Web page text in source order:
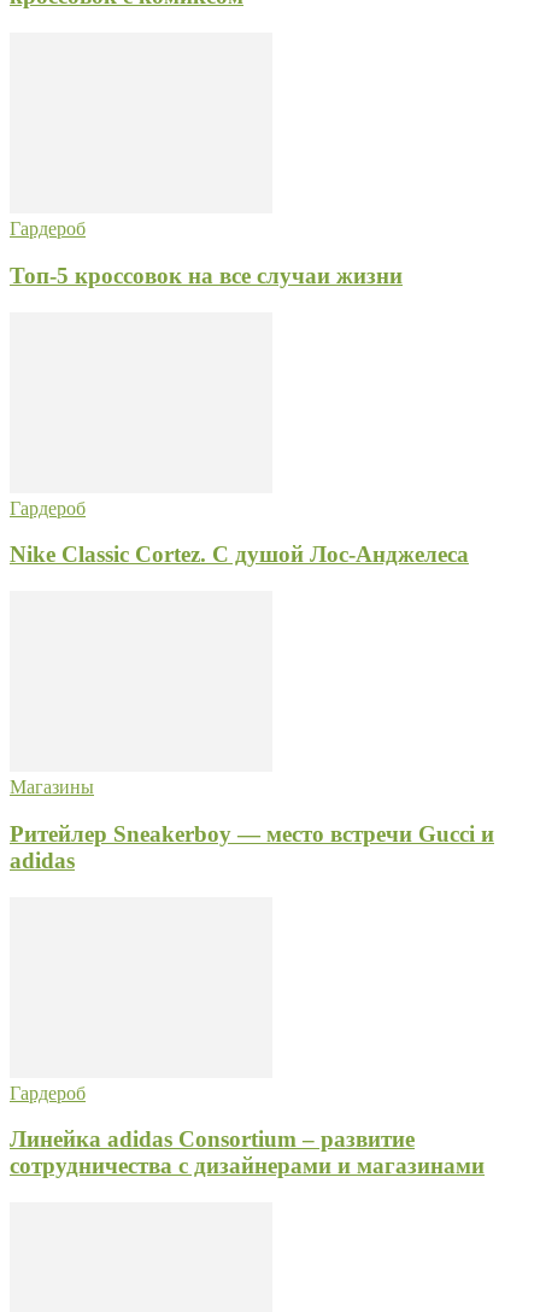
Гардероб
Топ-5 кроссовок на все случаи жизни
Гардероб
Nike Classic Cortez. С душой Лос-Анджелеса
Магазины
Ритейлер Sneakerboy — место встречи Gucci и
adidas
Гардероб
Линейка adidas Consortium – развитие
сотрудничества с дизайнерами и магазинами